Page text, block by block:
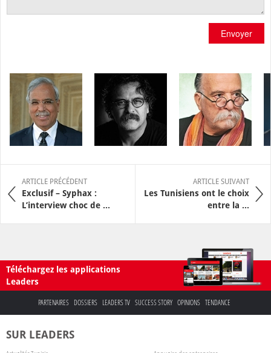
Envoyer
ARTICLE PRÉCÉDENT
Exclusif – Syphax :
L’interview choc de ...
ARTICLE SUIVANT
Les Tunisiens ont le choix
entre la ...
Téléchargez les applications
Leaders
PARTENAIRES DOSSIERS LEADERS TV SUCCESS STORY OPINIONS TENDANCE
SUR LEADERS